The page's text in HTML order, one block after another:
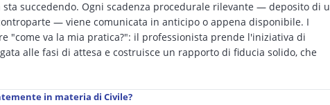
succedendo. Ogni scadenza procedurale rilevante — deposito di
— viene comunicata in anticipo o appena disponibile. I
"come va la mia pratica?": il professionista prende l'iniziativa di
alle fasi di attesa e costruisce un rapporto di fiducia solido, che
in materia di Civile?